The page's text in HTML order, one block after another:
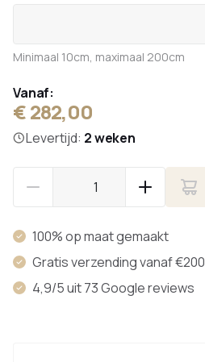
Minimaal 10cm, maximaal 200cm
Vanaf:
€ 282,00
Levertijd: 2 weken
100% op maat gemaakt
Gratis verzending vanaf €200
4,9/5 uit 73 Google reviews